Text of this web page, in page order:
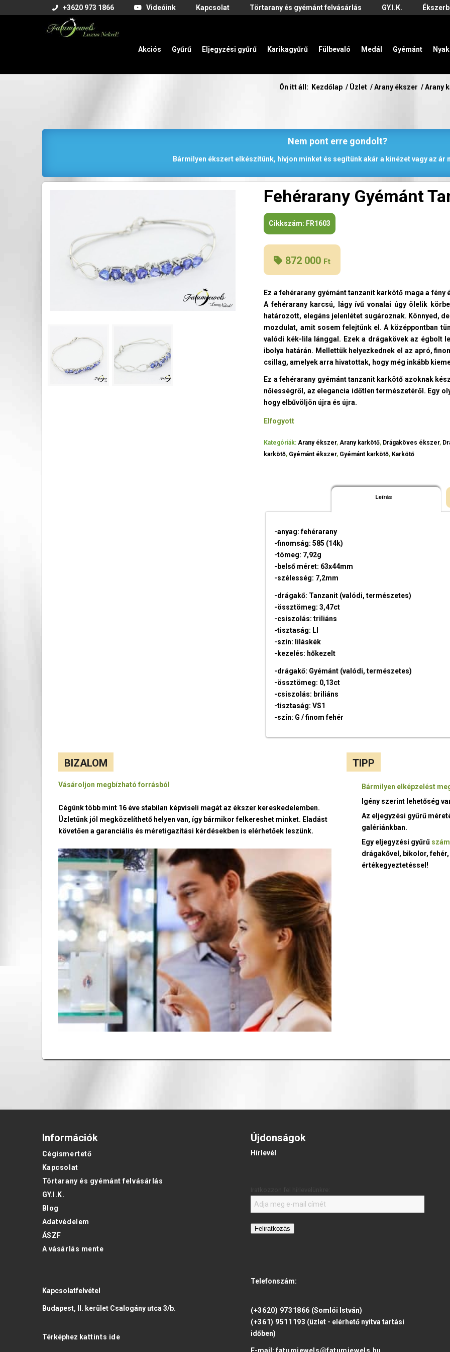
+3620 973 1866 Videóink Kapcsolat Törtarany és gyémánt felvásárlás GY.I.K.
Akciós Gyűrű Eljegyzési gyűrű Karikagyűrű Fülbevaló Medál Gyémánt
Ön itt áll: Kezdőlap / Üzlet / Arany ékszer / Arany
Nem pont erre gondolt?
Bármilyen ékszert elkészítünk, hívjon minket és segítünk akár a kinézet vagy az ár
Fehérarany Gyémánt
Cikkszám: FR1603
872 000 Ft
Ez a fehérarany gyémánt tanzanit karkötő maga a
A fehérarany karcsú, lágy ívű vonalai úgy ölelik
határozott, elegáns jelenlétet sugároznak. Könnyed,
mozdulat, amit sosem felejtünk el. A középpontban
valódi kék-lila lánggal. Ezek a drágakövek az égbolt
ibolya határán. Mellettük helyezkednek el az apró,
csillag, amelyek arra hivatottak, hogy még inkább
Ez a fehérarany gyémánt tanzanit karkötő azoknak
nőiességről, az elegancia időtlen természetéről. Egy
hogy elbűvöljön újra és újra.
Elfogyott
Kategóriák:Arany ékszer,Arany karkötő, Drágaköves ékszer,
karkötő, Gyémánt ékszer, Gyémánt karkötő, Karkötő
Leírás
-anyag: fehérarany
-finomság: 585 (14k)
-tömeg: 7,92g
-belső méret: 63x44mm
-szélesség: 7,2mm
-drágakő: Tanzanit (valódi, természetes)
-össztömeg: 3,47ct
-csiszolás: triliáns
-tisztaság: LI
-szín: liláskék
-kezelés: hőkezelt
-drágakő: Gyémánt (valódi, természetes)
-össztömeg: 0,13ct
-csiszolás: briliáns
-tisztaság: VS1
-szín: G / finom fehér
BIZALOM
Vásároljon megbízható forrásból
Cégünk több mint 16 éve stabilan képviseli magát az ékszer kereskedelemben.
Üzletünk jól megközelíthető helyen van, így bármikor felkereshet minket. Eladást
követően a garanciális és méretigazítási kérdésekben is elérhetőek leszünk.
TIPP
Bármilyen elképzelést
Igény szerint lehetőség
Az eljegyzési gyűrű
galériánkban.
Egy eljegyzési gyűrű
drágakővel, bikolor,
értékegyeztetéssel!
Információk
Cégismertető
Kapcsolat
Törtarany és gyémánt felvásárlás
GY.I.K.
Blog
Adatvédelem
ÁSZF
A vásárlás mente
Kapcsolatfelvétel
Budapest, II. kerület Csalogány utca 3/b.
Térképhez kattints ide
Újdonságok
Hírlevél
Feliratkozás
Telefonszám:
(+3620) 9731866 (Somlói István)
(+361) 9511193 (üzlet - elérhető nyitva tartási
időben)